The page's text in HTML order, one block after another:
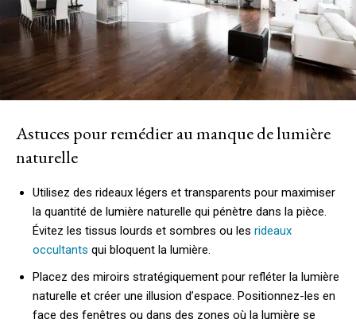
Astuces pour remédier au manque de lumière
naturelle
Utilisez des rideaux légers et transparents pour maximiser
la quantité de lumière naturelle qui pénètre dans la pièce.
Évitez les tissus lourds et sombres ou les rideaux
occultants qui bloquent la lumière.
Placez des miroirs stratégiquement pour refléter la lumière
naturelle et créer une illusion d’espace. Positionnez-les en
face des fenêtres ou dans des zones où la lumière se